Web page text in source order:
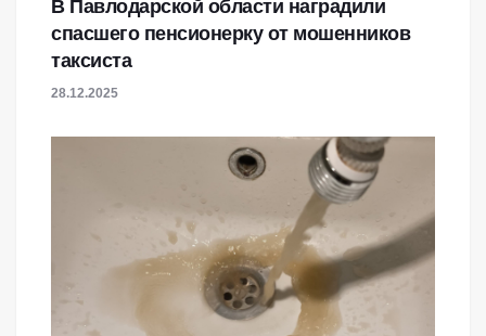
В Павлодарской области наградили
спасшего пенсионерку от мошенников
таксиста
28.12.2025